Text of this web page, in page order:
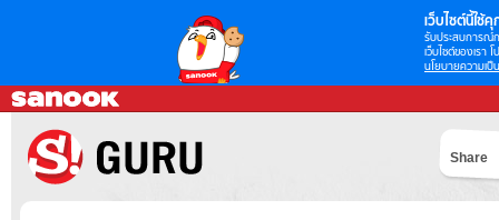
เว็บไซต์นี้ใช้คุ
รับประสบการณ์
เว็บไซต์ของเรา
นโยบายความเป็
Share